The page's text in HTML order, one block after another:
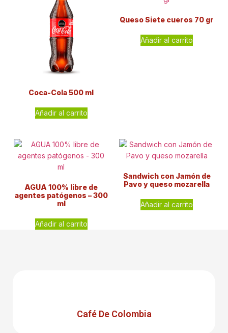
Coca-Cola 500 ml
Añadir al carrito
Queso Siete cueros 70 gr
Añadir al carrito
AGUA 100% libre de
agentes patógenos – 300
ml
Añadir al carrito
Sandwich con Jamón de
Pavo y queso mozarella
Añadir al carrito
Café De Colombia